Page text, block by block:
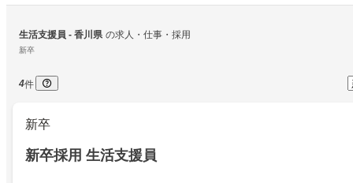
生活支援員 - 香川県 の求人・仕事・採用
新卒
4件
新卒
新卒採用 生活支援員